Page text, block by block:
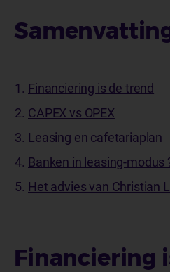
Financiering is de trend
CAPEX vs OPEX
Leasing en cafetariaplan
Banken in leasing-modus
Het advies van Christian
Financiering